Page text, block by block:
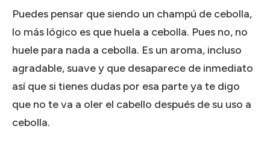
Puedes pensar que siendo un champú de cebolla,
lo más lógico es que huela a cebolla. Pues no, no
huele para nada a cebolla. Es un aroma, incluso
agradable, suave y que desaparece de inmediato
así que si tienes dudas por esa parte ya te digo
que no te va a oler el cabello después de su uso a
cebolla.